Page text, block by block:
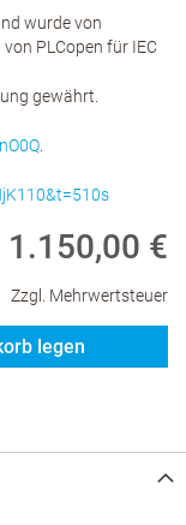
wurde von
PLCopen für IEC
gewährt.
1.150,00 €
Zzgl. Mehrwertsteuer
legen